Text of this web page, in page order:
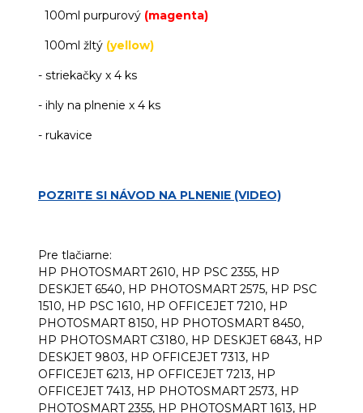
100ml purpurový (magenta)
100ml žltý (yellow)
- striekačky x 4 ks
- ihly na plnenie x 4 ks
- rukavice
POZRITE SI NÁVOD NA PLNENIE (VIDEO)
Pre tlačiarne:
HP PHOTOSMART 2610, HP PSC 2355, HP
DESKJET 6540, HP PHOTOSMART 2575, HP PSC
1510, HP PSC 1610, HP OFFICEJET 7210, HP
PHOTOSMART 8150, HP PHOTOSMART 8450,
HP PHOTOSMART C3180, HP DESKJET 6843, HP
DESKJET 9803, HP OFFICEJET 7313, HP
OFFICEJET 6213, HP OFFICEJET 7213, HP
OFFICEJET 7413, HP PHOTOSMART 2573, HP
PHOTOSMART 2355, HP PHOTOSMART 1613, HP